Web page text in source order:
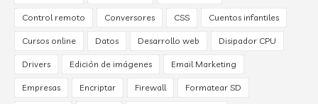
Control remoto Conversores CSS Cuentos infantiles
Cursos online Datos Desarrollo web Disipador CPU
Drivers Edición de imágenes Email Marketing
Empresas Encriptar Firewall Formatear SD